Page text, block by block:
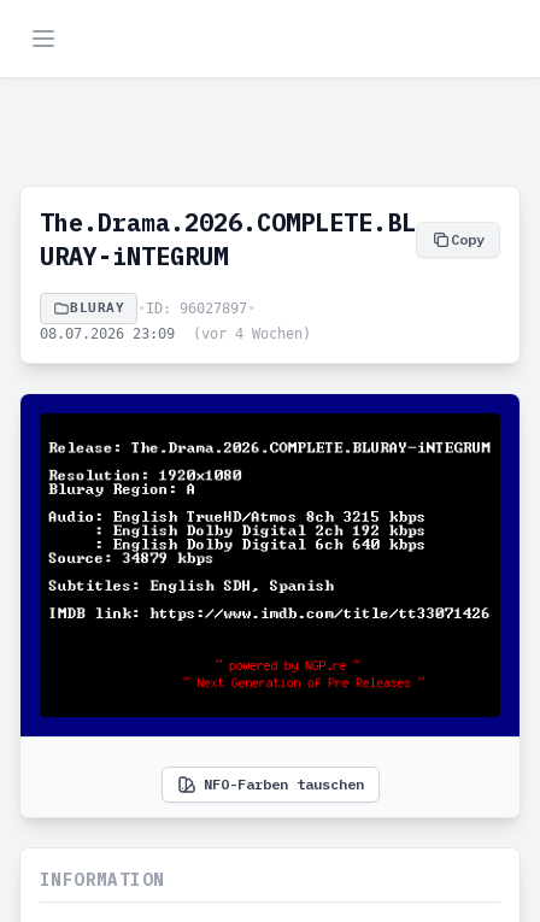
The.Drama.2026.COMPLETE.BL
URAY-iNTEGRUM
Copy
BLURAY • ID: 96027897•
08.07.2026 23:09
(vor 4 Wochen)
NFO-Farben tauschen
INFORMATION